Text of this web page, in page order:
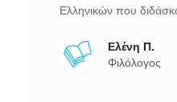
Ελληνικών που
Ελένη Π.
Φιλόλογος